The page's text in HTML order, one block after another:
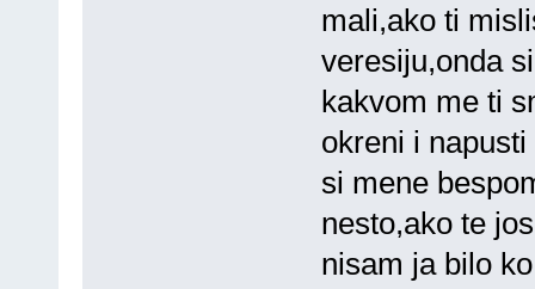
mali,ako ti
veresiju,onda
kakvom me ti
okreni i
si mene
nesto,ako te
nisam ja bilo